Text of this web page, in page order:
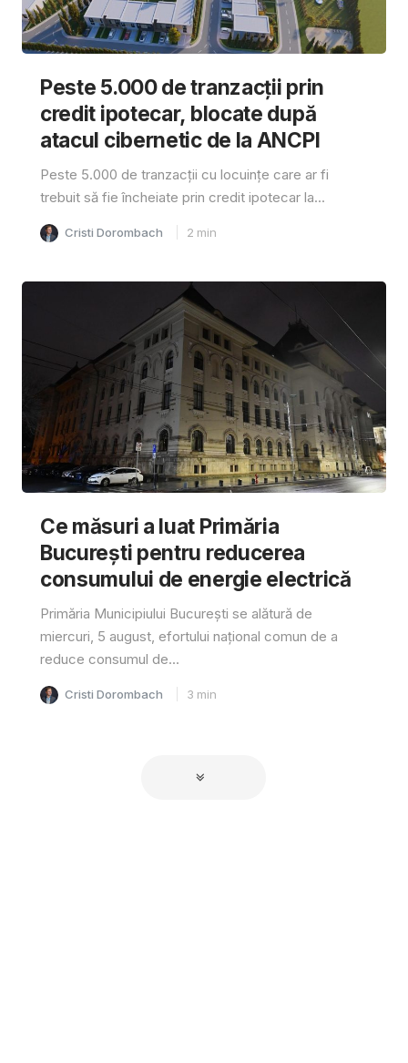
Peste 5.000 de tranzacții prin
credit ipotecar, blocate după
atacul cibernetic de la ANCPI
Peste 5.000 de tranzacții cu locuințe care ar fi
trebuit să fie încheiate prin credit ipotecar la...
Cristi Dorombach 2 min
Ce măsuri a luat Primăria
București pentru reducerea
consumului de energie electrică
Primăria Municipiului București se alătură de
miercuri, 5 august, efortului național comun de a
reduce consumul de...
Cristi Dorombach 3 min